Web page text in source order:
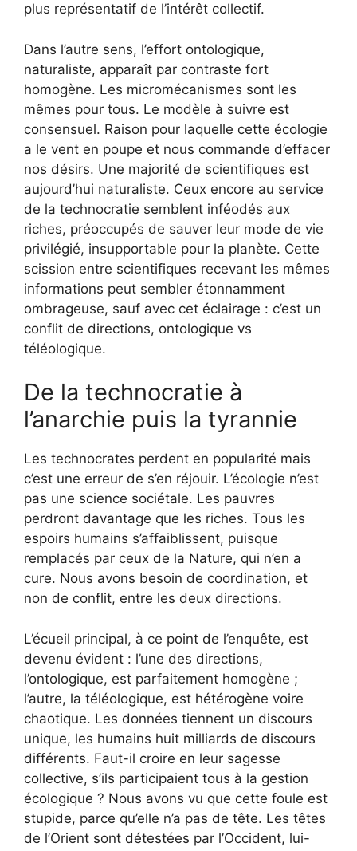
plus représentatif de l’intérêt collectif.
Dans l’autre sens, l’effort ontologique,
naturaliste, apparaît par contraste fort
homogène. Les micromécanismes sont les
mêmes pour tous. Le modèle à suivre est
consensuel. Raison pour laquelle cette écologie
a le vent en poupe et nous commande d’effacer
nos désirs. Une majorité de scientifiques est
aujourd’hui naturaliste. Ceux encore au service
de la technocratie semblent inféodés aux
riches, préoccupés de sauver leur mode de vie
privilégié, insupportable pour la planète. Cette
scission entre scientifiques recevant les mêmes
informations peut sembler étonnamment
ombrageuse, sauf avec cet éclairage : c’est un
conflit de directions, ontologique vs
téléologique.
De la technocratie à
l’anarchie puis la tyrannie
Les technocrates perdent en popularité mais
c’est une erreur de s’en réjouir. L’écologie n’est
pas une science sociétale. Les pauvres
perdront davantage que les riches. Tous les
espoirs humains s’affaiblissent, puisque
remplacés par ceux de la Nature, qui n’en a
cure. Nous avons besoin de coordination, et
non de conflit, entre les deux directions.
L’écueil principal, à ce point de l’enquête, est
devenu évident : l’une des directions,
l’ontologique, est parfaitement homogène ;
l’autre, la téléologique, est hétérogène voire
chaotique. Les données tiennent un discours
unique, les humains huit milliards de discours
différents. Faut-il croire en leur sagesse
collective, s’ils participaient tous à la gestion
écologique ? Nous avons vu que cette foule est
stupide, parce qu’elle n’a pas de tête. Les têtes
de l’Orient sont détestées par l’Occident, lui-